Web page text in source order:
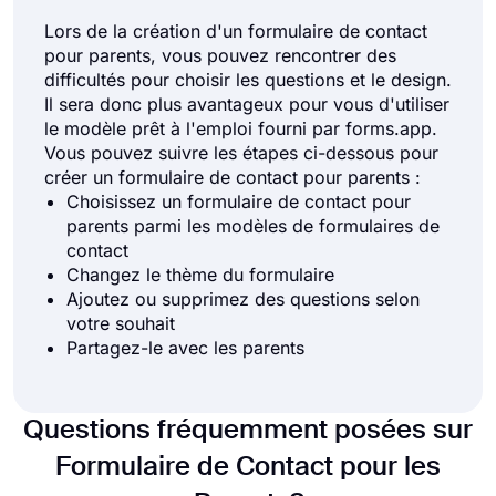
Lors de la création d'un formulaire de contact
pour parents, vous pouvez rencontrer des
difficultés pour choisir les questions et le design.
Il sera donc plus avantageux pour vous d'utiliser
le modèle prêt à l'emploi fourni par forms.app.
Vous pouvez suivre les étapes ci-dessous pour
créer un formulaire de contact pour parents :
Choisissez un formulaire de contact pour
parents parmi les modèles de formulaires de
contact
Changez le thème du formulaire
Ajoutez ou supprimez des questions selon
votre souhait
Partagez-le avec les parents
Questions fréquemment posées sur
Formulaire de Contact pour les